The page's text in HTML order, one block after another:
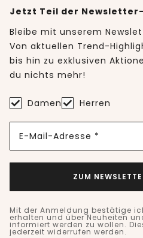
Jetzt Teil der
Bleibe mit unserem
Von aktuellen Trend-
bis hin zu exklusiven
du nichts mehr!
Damen Herren
E-Mail-Adresse *
ZUM
Mit der Anmeldung bestätige
erhalten und über Neuheiten
informiert werden zu wollen.
jederzeit widerrufen werden.